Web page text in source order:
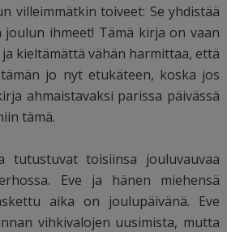
villeimmätkin toiveet: Se yhdistää
ihmeet! Tämä kirja on vaan
kieltämättä vähän harmittaa, että
tämän jo nyt etukäteen, koska jos
ahmaistavaksi parissa päivässä
tämä.
tutustuvat toisiinsa jouluvauvaa
Eve ja hänen miehensä
aika on joulupäivänä. Eve
vihkivalojen uusimista, mutta